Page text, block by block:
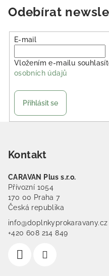
Odebírat
E-mail
Vložením e-mailu
osobních údajů
Přihlásit se
Kontakt
CARAVAN Plus s.r.o.
Přívozní 1054
170 00 Praha 7
Česká republika
info@doplnkyprokaravany.cz
+420 608 214 849